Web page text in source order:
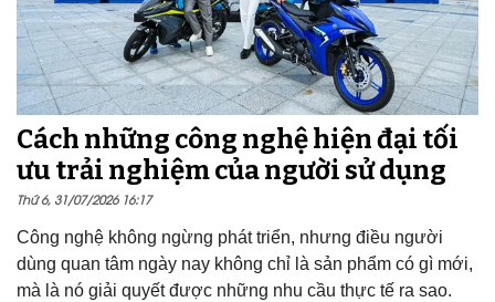
Cách những công nghệ hiện đại tối
ưu trải nghiệm của người sử dụng
Thứ 6, 31/07/2026 16:17
Công nghệ không ngừng phát triển, nhưng điều người
dùng quan tâm ngày nay không chỉ là sản phẩm có gì mới,
mà là nó giải quyết được những nhu cầu thực tế ra sao.